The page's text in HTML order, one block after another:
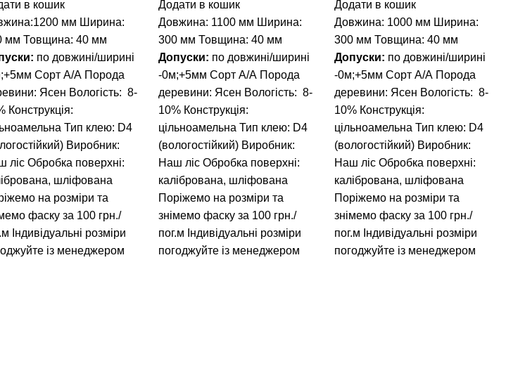
в кошик
мм Ширина:
мм Товщина: 40 мм
по довжині/ширині
Сорт А/А Порода
Ясен Вологість: 8-
Конструкція:
Тип клею: D4
Виробник:
ліс Обробка поверхні:
шліфована
на розміри та
фаску за 100 грн./
Індивідуальні розміри
із менеджером
Додати в кошик
Довжина: 1100 мм Ширина:
300 мм Товщина: 40 мм
Допуски: по довжині/ширині
-0м;+5мм Сорт А/А Порода
деревини: Ясен Вологість: 8-
10% Конструкція:
цільноамельна Тип клею: D4
(вологостійкий) Виробник:
Наш ліс Обробка поверхні:
калібрована, шліфована
Поріжемо на розміри та
знімемо фаску за 100 грн./
пог.м Індивідуальні розміри
погоджуйте із менеджером
Додати в кошик
Довжина: 1000 мм Ширина:
300 мм Товщина: 40 мм
Допуски: по довжині/ширині
-0м;+5мм Сорт А/А Порода
деревини: Ясен Вологість: 8-
10% Конструкція:
цільноамельна Тип клею: D4
(вологостійкий) Виробник:
Наш ліс Обробка поверхні:
калібрована, шліфована
Поріжемо на розміри та
знімемо фаску за 100 грн./
пог.м Індивідуальні розміри
погоджуйте із менеджером